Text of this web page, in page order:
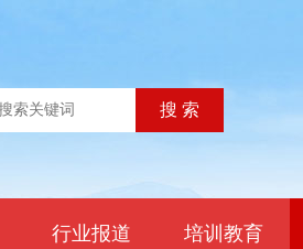
行业报道 培训教育